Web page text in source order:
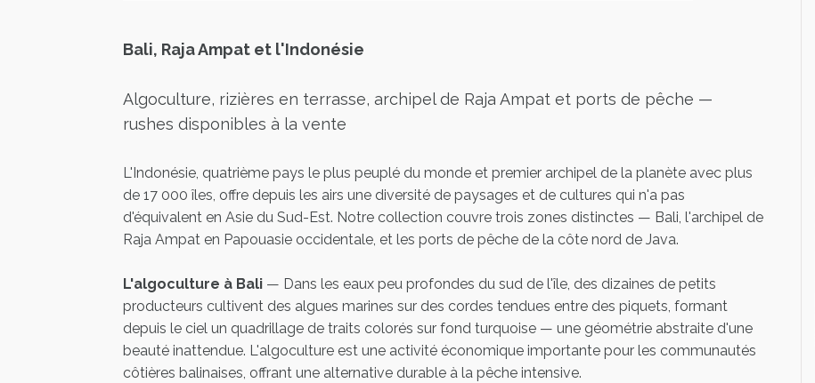
Bali, Raja Ampat et l'Indonésie
Algoculture, rizières en terrasse, archipel de Raja Ampat et ports de pêche —
rushes disponibles à la vente
L'Indonésie, quatrième pays le plus peuplé du monde et premier archipel de la planète avec plus
de 17 000 îles, offre depuis les airs une diversité de paysages et de cultures qui n'a pas
d'équivalent en Asie du Sud-Est. Notre collection couvre trois zones distinctes — Bali, l'archipel de
Raja Ampat en Papouasie occidentale, et les ports de pêche de la côte nord de Java.
L'algoculture à Bali — Dans les eaux peu profondes du sud de l'île, des dizaines de petits
producteurs cultivent des algues marines sur des cordes tendues entre des piquets, formant
depuis le ciel un quadrillage de traits colorés sur fond turquoise — une géométrie abstraite d'une
beauté inattendue. L'algoculture est une activité économique importante pour les communautés
côtières balinaises, offrant une alternative durable à la pêche intensive.